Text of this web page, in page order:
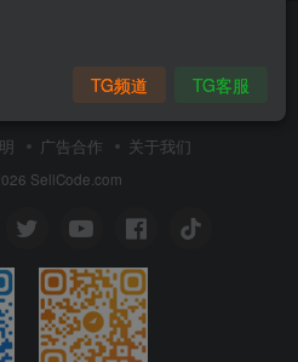
Code marketplace
广告合作 关于我们
SellCode.com
TG频道 TG客服